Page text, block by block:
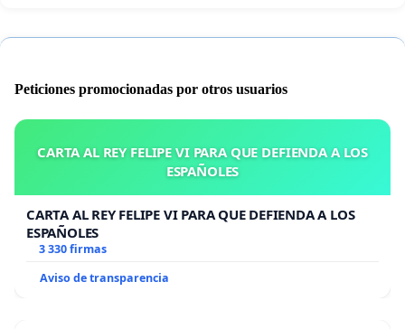
Peticiones promocionadas por otros usuarios
CARTA AL REY FELIPE VI PARA QUE DEFIENDA A LOS
ESPAÑOLES
CARTA AL REY FELIPE VI PARA QUE DEFIENDA A LOS
ESPAÑOLES
3 330 firmas
Aviso de transparencia